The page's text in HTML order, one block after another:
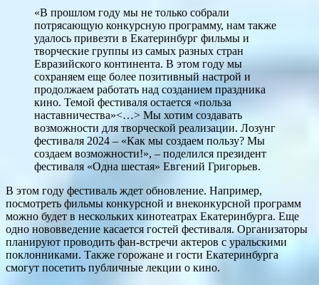
«В прошлом году мы не только собрали
потрясающую конкурсную программу, нам также
удалось привезти в Екатеринбург фильмы и
творческие группы из самых разных стран
Евразийского континента. В этом году мы
сохраняем еще более позитивный настрой и
продолжаем работать над созданием праздника
кино. Темой фестиваля остается «польза
наставничества»<…> Мы хотим создавать
возможности для творческой реализации. Лозунг
фестиваля 2024 – «Как мы создаем пользу? Мы
создаем возможности!», – поделился президент
фестиваля «Одна шестая» Евгений Григорьев.
В этом году фестиваль ждет обновление. Например,
посмотреть фильмы конкурсной и внеконкурсной программ
можно будет в нескольких кинотеатрах Екатеринбурга. Еще
одно нововведение касается гостей фестиваля. Организаторы
планируют проводить фан-встречи актеров с уральскими
поклонниками. Также горожане и гости Екатеринбурга
смогут посетить публичные лекции о кино.